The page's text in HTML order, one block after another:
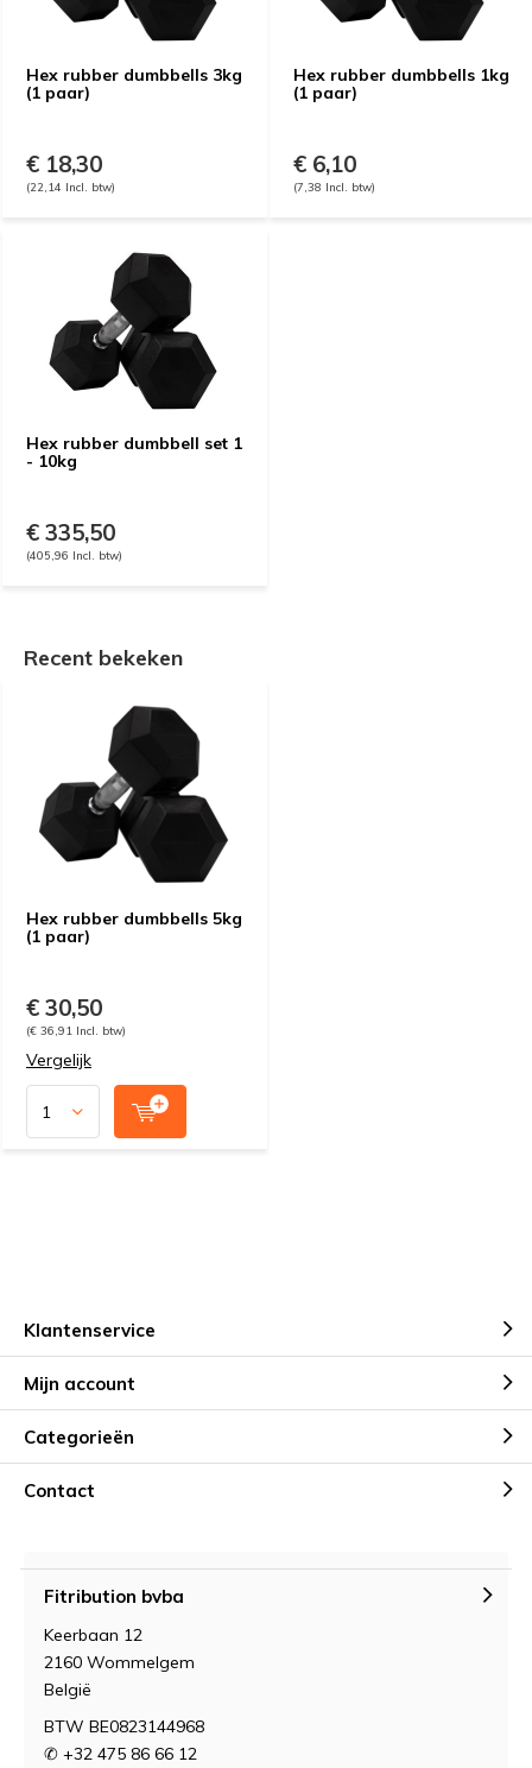
Hex rubber dumbbells 3kg
(1 paar)
€ 18,30
(22,14 Incl. btw)
Hex rubber dumbbells 1kg
(1 paar)
€ 6,10
(7,38 Incl. btw)
Hex rubber dumbbell set 1
- 10kg
€ 335,50
(405,96 Incl. btw)
Recent bekeken
Hex rubber dumbbells 5kg
(1 paar)
€ 30,50
(€ 36,91 Incl. btw)
Vergelijk
Klantenservice
Mijn account
Categorieën
Contact
Fitribution bvba
Keerbaan 12
2160 Wommelgem
België
BTW BE0823144968
✆ +32 475 86 66 12